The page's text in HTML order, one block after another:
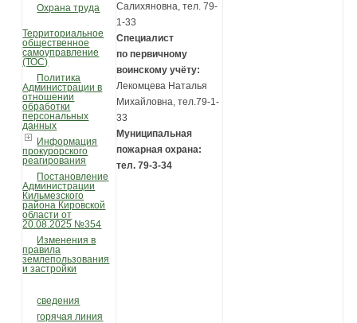
Охрана труда
Территориальное
общественное
самоуправление
(ТОС)
Политика
Администрации в
отношении
обработки
персональных
данных
Информация
прокурорского
реагирования
Постановление
Администрации
Кильмезского
района Кировской
области от
20.08.2025 №354
Изменения в
правила
землепользования
и застройки
сведения
горячая линия
Салихяновна, тел. 79-
1-33
Специалист
по первичному
воинскому учёту:
Лекомцева Наталья
Михайловна, тел.79-1-
33
Муниципальная
пожарная охрана:
тел. 79-3-34